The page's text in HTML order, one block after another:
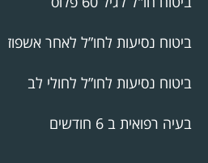
ביטוח נסיעות לחו”ל לאחר אשפוז
ביטוח נסיעות לחו”ל לחולי לב
בעיה רפואית ב 6 חודשים